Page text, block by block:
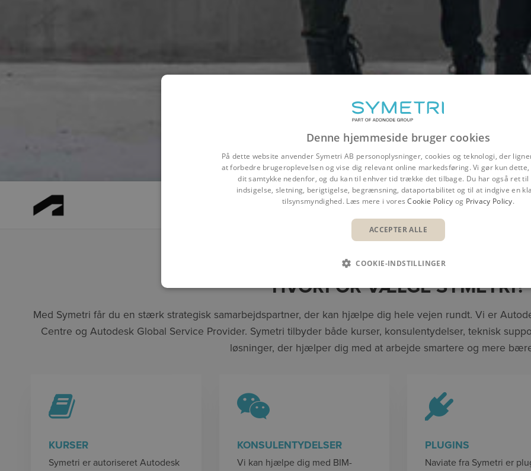
Overblik Fordele Funktioner Hvorfor
HVORFOR VÆLGE SYMETRI?
Med Symetri får du en stærk strategisk samarbejdspartner, der kan hjælpe dig hele vejen rundt. Vi er
Centre og Autodesk Global Service Provider. Symetri tilbyder både kurser, konsulentydelser, teknisk
løsninger, der hjælper dig med at arbejde smartere og mere
KURSER
Symetri er autoriseret Autodesk
KONSULENTYDELSER
Vi kan hjælpe dig med BIM-
PLUGINS
Naviate fra Symetri er
Denne hjemmeside bruger cookies
På dette website anvender Symetri AB personoplysninger, cookies og teknologi, der
at forbedre brugeroplevelsen og vise dig relevant online markedsføring. Vi gør kun
dit samtykke nedenfor, og du kan til enhver tid trække det tilbage. Du har også ret til
indsigelse, sletning, berigtigelse, begrænsning, dataportabilitet og til at indgive en
tilsynsmyndighed. Læs mere i voresCookie Policy og Privacy Policy.
ACCEPTER ALLE
COOKIE-INDSTILLINGER